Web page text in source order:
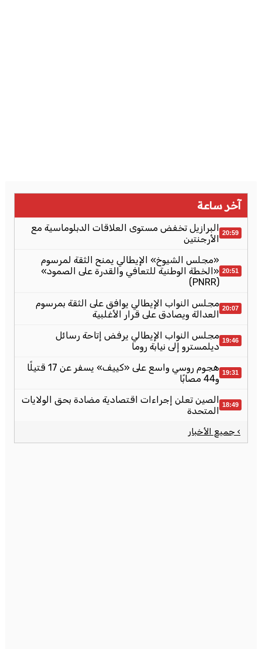
آخر ساعة
20:59 البرازيل تخفض مستوى العلاقات الدبلوماسية مع
الأرجنتين
20:51
«مجلس الشيوخ» الإيطالي يمنح الثقة لمرسوم
«الخطة الوطنية للتعافي والقدرة على الصمود»
(PNRR)
20:07 مجلس النواب الإيطالي يوافق على الثقة بمرسوم
العدالة ويصادق على قرار الأغلبية
19:46 مجلس النواب الإيطالي يرفض إتاحة رسائل
ديلمسترو إلى نيابة روما
19:31
هجوم روسي واسع على «كييف» يسفر عن 17 قتيلًا
و44 مصابًا
18:49 الصين تعلن إجراءات اقتصادية مضادة بحق الولايات
المتحدة
› جميع الأخبار